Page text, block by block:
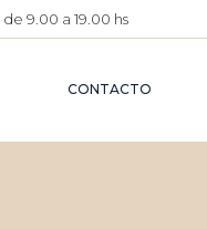
9.00 a 19.00 hs
CONTACTO